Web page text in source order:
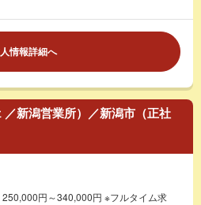
情報詳細へ
新潟営業所）／新潟市（正社
円～340,000円 ※フルタイム求